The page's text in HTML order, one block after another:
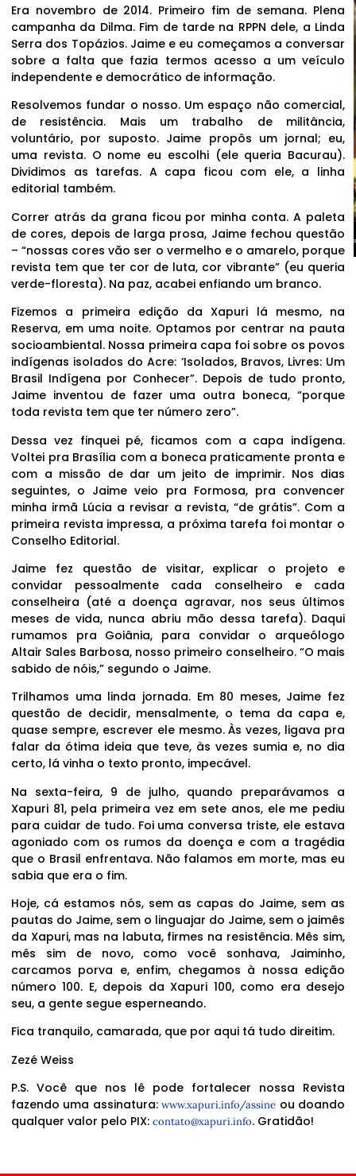
Era novembro de 2014. Primeiro fim de semana. Plena
campanha da Dilma. Fim de tarde na RPPN dele, a Linda
Serra dos Topázios. Jaime e eu começamos a conversar
sobre a falta que fazia termos acesso a um veículo
independente e democrático de informação.
Resolvemos fundar o nosso. Um espaço não comercial,
de resistência. Mais um trabalho de militância,
voluntário, por suposto. Jaime propôs um jornal; eu,
uma revista. O nome eu escolhi (ele queria Bacurau).
Dividimos as tarefas. A capa ficou com ele, a linha
editorial também.
Correr atrás da grana ficou por minha conta. A paleta
de cores, depois de larga prosa, Jaime fechou questão
– “nossas cores vão ser o vermelho e o amarelo, porque
revista tem que ter cor de luta, cor vibrante” (eu queria
verde-floresta). Na paz, acabei enfiando um branco.
Fizemos a primeira edição da Xapuri lá mesmo, na
Reserva, em uma noite. Optamos por centrar na pauta
socioambiental. Nossa primeira capa foi sobre os povos
indígenas isolados do Acre: ‘Isolados, Bravos, Livres: Um
Brasil Indígena por Conhecer”. Depois de tudo pronto,
Jaime inventou de fazer uma outra boneca, “porque
toda revista tem que ter número zero”.
Dessa vez finquei pé, ficamos com a capa indígena.
Voltei pra Brasília com a boneca praticamente pronta e
com a missão de dar um jeito de imprimir. Nos dias
seguintes, o Jaime veio pra Formosa, pra convencer
minha irmã Lúcia a revisar a revista, “de grátis”. Com a
primeira revista impressa, a próxima tarefa foi montar o
Conselho Editorial.
Jaime fez questão de visitar, explicar o projeto e
convidar pessoalmente cada conselheiro e cada
conselheira (até a doença agravar, nos seus últimos
meses de vida, nunca abriu mão dessa tarefa). Daqui
rumamos pra Goiânia, para convidar o arqueólogo
Altair Sales Barbosa, nosso primeiro conselheiro. “O mais
sabido de nóis,” segundo o Jaime.
Trilhamos uma linda jornada. Em 80 meses, Jaime fez
questão de decidir, mensalmente, o tema da capa e,
quase sempre, escrever ele mesmo. Às vezes, ligava pra
falar da ótima ideia que teve, às vezes sumia e, no dia
certo, lá vinha o texto pronto, impecável.
Na sexta-feira, 9 de julho, quando preparávamos a
Xapuri 81, pela primeira vez em sete anos, ele me pediu
para cuidar de tudo. Foi uma conversa triste, ele estava
agoniado com os rumos da doença e com a tragédia
que o Brasil enfrentava. Não falamos em morte, mas eu
sabia que era o fim.
Hoje, cá estamos nós, sem as capas do Jaime, sem as
pautas do Jaime, sem o linguajar do Jaime, sem o jaimês
da Xapuri, mas na labuta, firmes na resistência. Mês sim,
mês sim de novo, como você sonhava, Jaiminho,
carcamos porva e, enfim, chegamos à nossa edição
número 100. E, depois da Xapuri 100, como era desejo
seu, a gente segue esperneando.
Fica tranquilo, camarada, que por aqui tá tudo direitim.
Zezé Weiss
P.S. Você que nos lê pode fortalecer nossa Revista
fazendo uma assinatura:www.xapuri.info/assine ou doando
qualquer valor pelo PIX: contato@xapuri.info. Gratidão!